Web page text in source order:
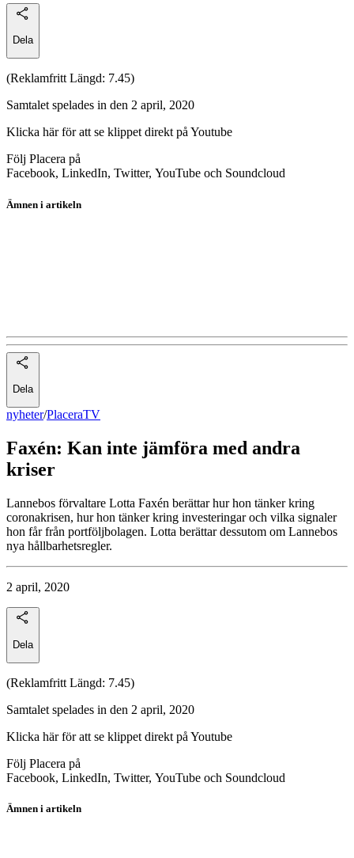
Dela
(Reklamfritt Längd: 7.45)
Samtalet spelades in den 2 april, 2020
Klicka här för att se klippet direkt på Youtube
Följ Placera på
Facebook, LinkedIn, Twitter, YouTube och Soundcloud
Ämnen i artikeln
Dela
nyheter/PlaceraTV
Faxén: Kan inte jämföra med andra
kriser
Lannebos förvaltare Lotta Faxén berättar hur hon tänker kring
coronakrisen, hur hon tänker kring investeringar och vilka signaler
hon får från portföljbolagen. Lotta berättar dessutom om Lannebos
nya hållbarhetsregler.
2 april, 2020
Dela
(Reklamfritt Längd: 7.45)
Samtalet spelades in den 2 april, 2020
Klicka här för att se klippet direkt på Youtube
Följ Placera på
Facebook, LinkedIn, Twitter, YouTube och Soundcloud
Ämnen i artikeln